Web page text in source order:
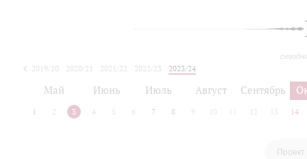
2019/20 2020/21 2021/22 2022/23
2023/24
Май Июнь Июль Август Сентябрь
1 2 3 4 5 6 7 8 9 10 12 13 14